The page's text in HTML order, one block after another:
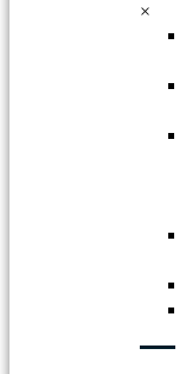
×